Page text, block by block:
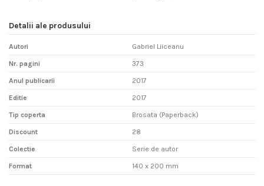
Detalii ale produsului
Autori Gabriel Liiceanu
Nr. pagini 373
Anul publicarii 2017
Editie 2017
Tip coperta Brosata (Paperback)
Discount 28
Colectie Serie de autor
Format 140 x 200 mm